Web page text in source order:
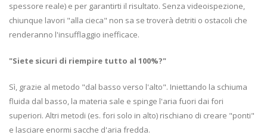
spessore reale) e per garantirti il risultato. Senza videoispezione,
chiunque lavori "alla cieca" non sa se troverà detriti o ostacoli che
renderanno l'insufflaggio inefficace.
"Siete sicuri di riempire tutto al 100%?"
Sì, grazie al metodo "dal basso verso l'alto". Iniettando la schiuma
fluida dal basso, la materia sale e spinge l'aria fuori dai fori
superiori. Altri metodi (es. fori solo in alto) rischiano di creare "ponti"
e lasciare enormi sacche d'aria fredda.